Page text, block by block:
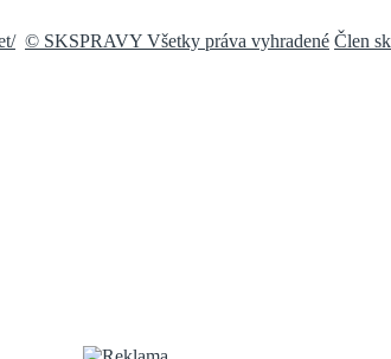
© SKSPRAVY Všetky práva vyhradené Člen